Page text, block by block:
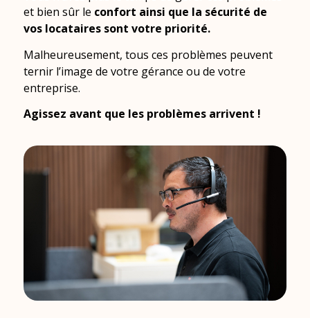
et bien sûr le confort ainsi que la sécurité de
vos locataires sont votre priorité.
Malheureusement, tous ces problèmes peuvent
ternir l’image de votre gérance ou de votre
entreprise.
Agissez avant que les problèmes arrivent !